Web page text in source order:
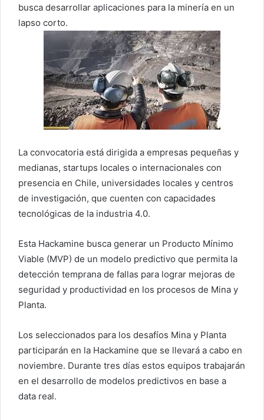
busca desarrollar aplicaciones para la minería en un
lapso corto.
La convocatoria está dirigida a empresas pequeñas y
medianas, startups locales o internacionales con
presencia en Chile, universidades locales y centros
de investigación, que cuenten con capacidades
tecnológicas de la industria 4.0.
Esta Hackamine busca generar un Producto Mínimo
Viable (MVP) de un modelo predictivo que permita la
detección temprana de fallas para lograr mejoras de
seguridad y productividad en los procesos de Mina y
Planta.
Los seleccionados para los desafíos Mina y Planta
participarán en la Hackamine que se llevará a cabo en
noviembre. Durante tres días estos equipos trabajarán
en el desarrollo de modelos predictivos en base a
data real.